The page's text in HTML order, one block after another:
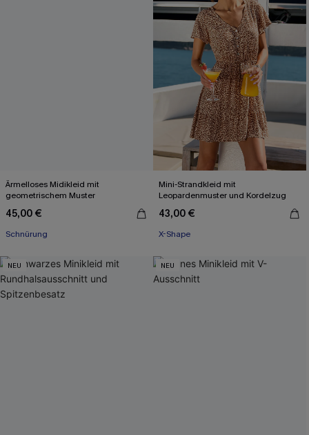
Ärmelloses Midikleid mit
geometrischem Muster
45,00 €
Schnürung
Mini-Strandkleid mit
Leopardenmuster und Kordelzug
43,00 €
X-Shape
NEU NEU